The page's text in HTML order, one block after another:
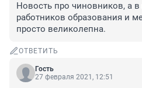
Новость про чиновников, а
работников образования и
просто великолепна.
ОТВЕТИТЬ
Гость
27 февраля 2021, 12:51